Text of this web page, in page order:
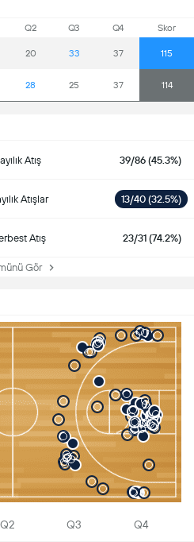
Q2 Q3 Q4 Skor
20 33 37 115
28 25 37 114
Atış 39/86 (45.3%)
Atışlar 13/40 (32.5%)
Atış 23/31 (74.2%)
Gör
Q2 Q3 Q4